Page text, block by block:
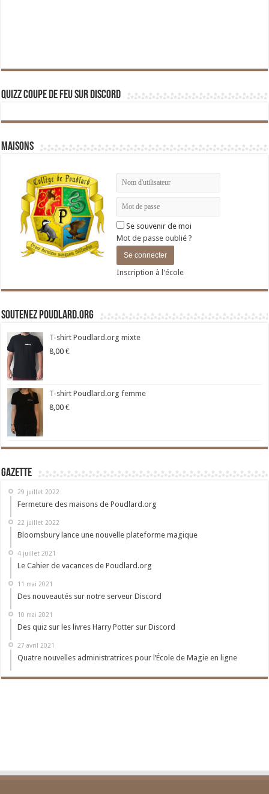
Quizz Coupe de Feu sur Discord
Maisons
Se souvenir de moi
Mot de passe oublié ?
Inscription à l'école
Soutenez Poudlard.org
T-shirt Poudlard.org mixte
8,00 €
T-shirt Poudlard.org femme
8,00 €
Gazette
29 juillet 2022
Fermeture des maisons de Poudlard.org
22 juillet 2022
Bloomsbury lance une nouvelle plateforme magique
4 juillet 2021
Le Cahier de vacances de Poudlard.org
11 mai 2021
Des nouveautés sur notre serveur Discord
10 mai 2021
Des quiz sur les livres Harry Potter sur Discord
27 avril 2021
Quatre nouvelles administratrices pour l’École de Magie en ligne